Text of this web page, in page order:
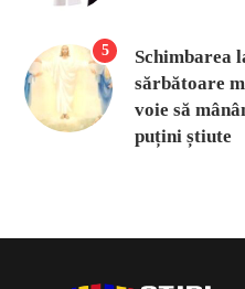
5
Schimbarea
sărbătoare
voie să
puțini știute